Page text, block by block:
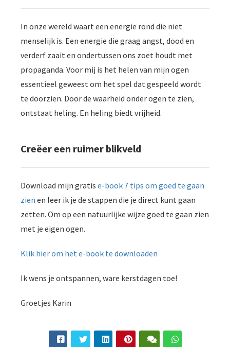
In onze wereld waart een energie rond die niet
menselijk is. Een energie die graag angst, dood en
verderf zaait en ondertussen ons zoet houdt met
propaganda. Voor mij is het helen van mijn ogen
essentieel geweest om het spel dat gespeeld wordt
te doorzien. Door de waarheid onder ogen te zien,
ontstaat heling. En heling biedt vrijheid.
Creëer een ruimer blikveld
Download mijn gratis e-book 7 tips om goed te gaan
zien en leer ik je de stappen die je direct kunt gaan
zetten. Om op een natuurlijke wijze goed te gaan zien
met je eigen ogen.
Klik hier om het e-book te downloaden
Ik wens je ontspannen, ware kerstdagen toe!
Groetjes Karin